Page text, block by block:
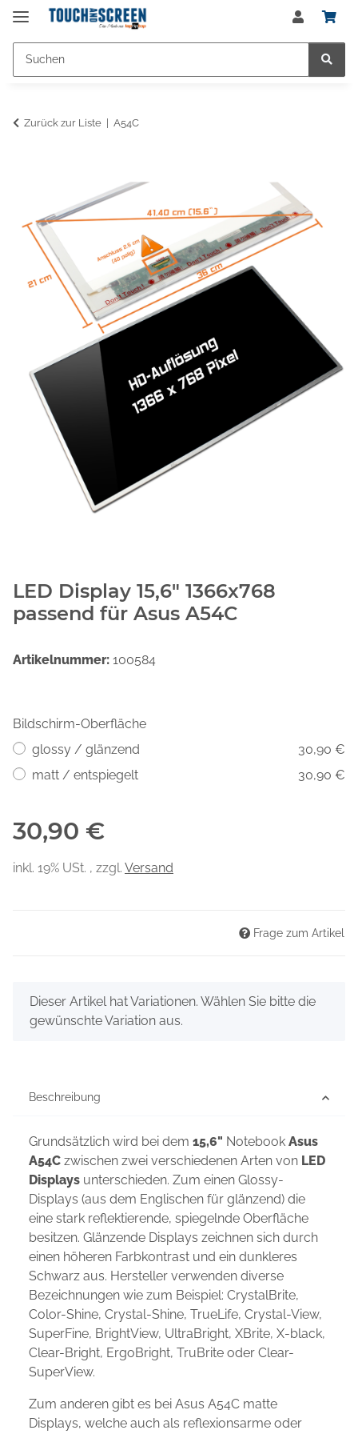
Zurück zur Liste A54C
LED Display 15,6" 1366x768
passend für Asus A54C
Artikelnummer: 100584
Bildschirm-Oberfläche
glossy / glänzend
30,90 €
matt / entspiegelt
30,90 €
30,90 €
inkl. 19% USt. , zzgl. Versand
Frage zum Artikel
x
Dieser Artikel hat Variationen. Wählen Sie bitte die
gewünschte Variation aus.
Beschreibung
Grundsätzlich wird bei dem 15,6" Notebook Asus
A54C zwischen zwei verschiedenen Arten von LED
Displays unterschieden. Zum einen Glossy-
Displays (aus dem Englischen für glänzend) die
eine stark reflektierende, spiegelnde Oberfläche
besitzen. Glänzende Displays zeichnen sich durch
einen höheren Farbkontrast und ein dunkleres
Schwarz aus. Hersteller verwenden diverse
Bezeichnungen wie zum Beispiel: CrystalBrite,
Color-Shine, Crystal-Shine, TrueLife, Crystal-View,
SuperFine, BrightView, UltraBright, XBrite, X-black,
Clear-Bright, ErgoBright, TruBrite oder Clear-
SuperView.
Zum anderen gibt es bei Asus A54C matte
Displays, welche auch als reflexionsarme oder